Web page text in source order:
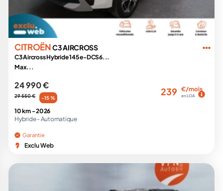
CITROËNC3 AIRCROSS
C3 Aircross Hybride 145 e-DCS6...
Max...
24 990 €
29 550 € -15 %
239 €/mois
en LOA
10 km -2026
Hybride - Automatique
Garantie
Exclu Web